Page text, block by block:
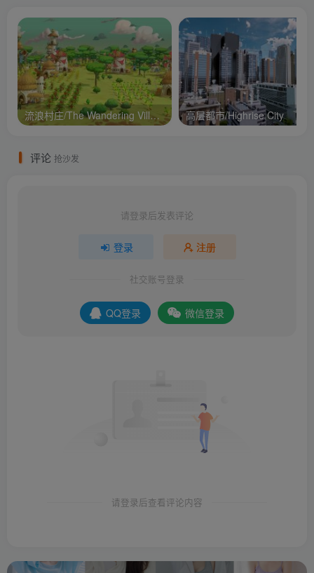
流浪村庄/The Wandering Village 高层都市/Highrise City
评论 抢沙发
请登录后发表评论
登录 注册
社交账号登录
QQ登录 微信登录
请登录后查看评论内容